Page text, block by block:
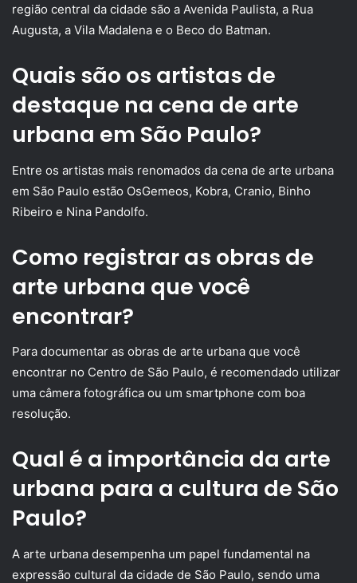
região central da cidade são a Avenida Paulista, a Rua
Augusta, a Vila Madalena e o Beco do Batman.
Quais são os artistas de
destaque na cena de arte
urbana em São Paulo?
Entre os artistas mais renomados da cena de arte urbana
em São Paulo estão OsGemeos, Kobra, Cranio, Binho
Ribeiro e Nina Pandolfo.
Como registrar as obras de
arte urbana que você
encontrar?
Para documentar as obras de arte urbana que você
encontrar no Centro de São Paulo, é recomendado utilizar
uma câmera fotográfica ou um smartphone com boa
resolução.
Qual é a importância da arte
urbana para a cultura de São
Paulo?
A arte urbana desempenha um papel fundamental na
expressão cultural da cidade de São Paulo, sendo uma